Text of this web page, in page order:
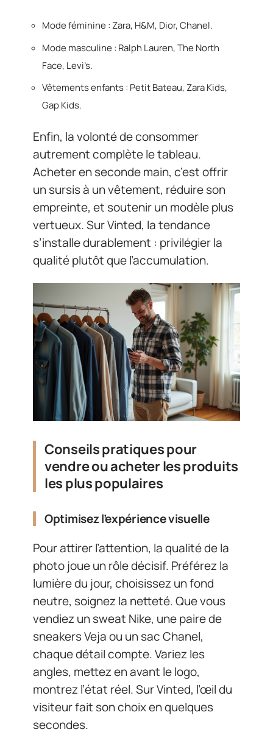
Mode féminine : Zara, H&M, Dior, Chanel.
Mode masculine : Ralph Lauren, The North
Face, Levi’s.
Vêtements enfants : Petit Bateau, Zara Kids,
Gap Kids.
Enfin, la volonté de consommer
autrement complète le tableau.
Acheter en seconde main, c’est offrir
un sursis à un vêtement, réduire son
empreinte, et soutenir un modèle plus
vertueux. Sur Vinted, la tendance
s’installe durablement : privilégier la
qualité plutôt que l’accumulation.
Conseils pratiques pour
vendre ou acheter les produits
les plus populaires
Optimisez l’expérience visuelle
Pour attirer l’attention, la qualité de la
photo joue un rôle décisif. Préférez la
lumière du jour, choisissez un fond
neutre, soignez la netteté. Que vous
vendiez un sweat Nike, une paire de
sneakers Veja ou un sac Chanel,
chaque détail compte. Variez les
angles, mettez en avant le logo,
montrez l’état réel. Sur Vinted, l’œil du
visiteur fait son choix en quelques
secondes.